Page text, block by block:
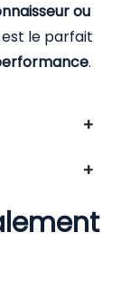
ou
le parfait
.